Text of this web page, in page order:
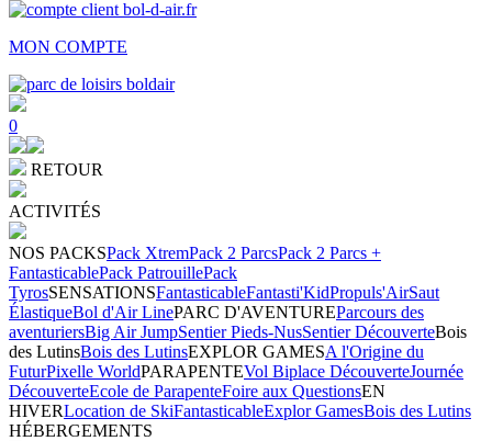
MON COMPTE
0
RETOUR
ACTIVITÉS
NOS PACKSPack XtremPack 2 ParcsPack 2 Parcs +
FantasticablePack PatrouillePack
TyrosSENSATIONSFantasticableFantasti'KidPropuls'AirSaut
ÉlastiqueBol d'Air LinePARC D'AVENTUREParcours des
aventuriersBig Air JumpSentier Pieds-NusSentier DécouverteBois
des LutinsBois des LutinsEXPLOR GAMESA l'Origine du
FuturPixelle WorldPARAPENTEVol Biplace DécouverteJournée
DécouverteEcole de ParapenteFoire aux QuestionsEN
HIVERLocation de SkiFantasticableExplor GamesBois des Lutins
HÉBERGEMENTS